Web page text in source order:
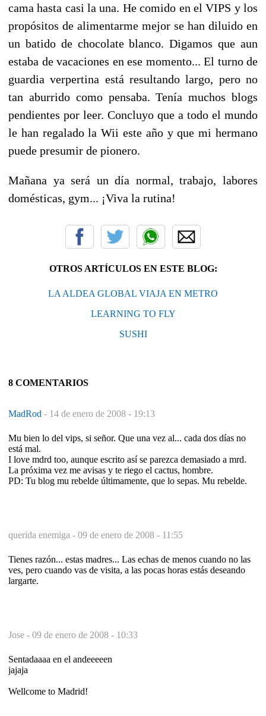
cama hasta casi la una. He comido en el VIPS y los
propósitos de alimentarme mejor se han diluido en
un batido de chocolate blanco. Digamos que aun
estaba de vacaciones en ese momento... El turno de
guardia verpertina está resultando largo, pero no
tan aburrido como pensaba. Tenía muchos blogs
pendientes por leer. Concluyo que a todo el mundo
le han regalado la Wii este año y que mi hermano
puede presumir de pionero.
Mañana ya será un día normal, trabajo, labores
domésticas, gym... ¡Viva la rutina!
OTROS ARTÍCULOS EN ESTE BLOG:
LA ALDEA GLOBAL VIAJA EN METRO
LEARNING TO FLY
SUSHI
8 COMENTARIOS
MadRod - 14 de enero de 2008 - 19:13
Mu bien lo del vips, si señor. Que una vez al... cada dos días no
está mal.
I love mdrd too, aunque escrito así se parezca demasiado a mrd.
La próxima vez me avisas y te riego el cactus, hombre.
PD: Tu blog mu rebelde últimamente, que lo sepas. Mu rebelde.
querida enemiga - 09 de enero de 2008 - 11:55
Tienes razón... estas madres... Las echas de menos cuando no las
ves, pero cuando vas de visita, a las pocas horas estás deseando
largarte.
Jose - 09 de enero de 2008 - 10:33
Sentadaaaa en el andeeeeen
jajaja
Wellcome to Madrid!